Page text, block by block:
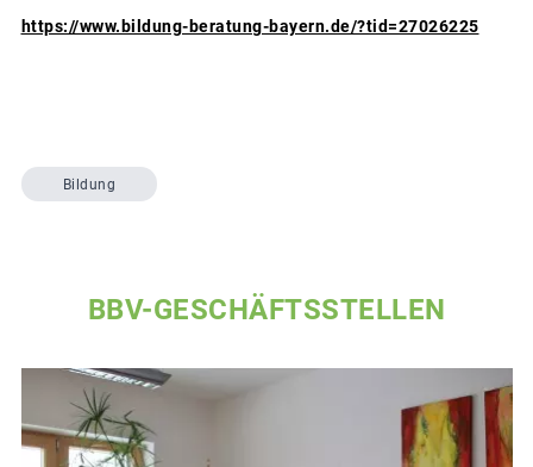
https://www.bildung-beratung-bayern.de/?tid=27026225
Bildung
BBV-GESCHÄFTSSTELLEN